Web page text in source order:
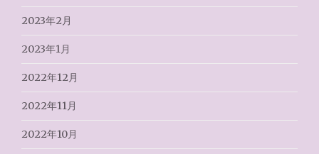
2023年2月
2023年1月
2022年12月
2022年11月
2022年10月